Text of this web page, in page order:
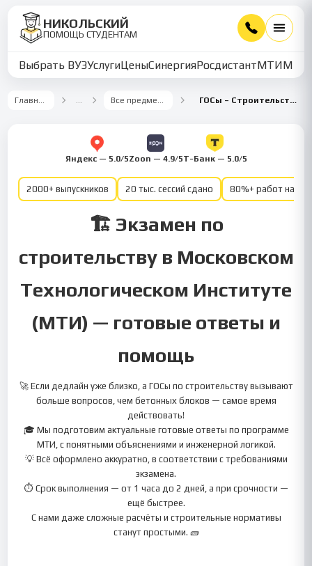
НИКОЛЬСКИЙ
ПОМОЩЬ СТУДЕНТАМ
Выбрать ВУЗУслугиЦеныСинергияРосдистантМТИММУ
Главная … Все предметы ГОСы – Строительство
Яндекс — 5.0/5Zoon — 4.9/5Т-Банк — 5.0/5
2000+ выпускников 20 тыс. сессий сдано 80%+ работ на
🏗️ Экзамен по
строительству в Московском
Технологическом Институте
(МТИ) — готовые ответы и
помощь
🚀 Если дедлайн уже близко, а ГОСы по строительству вызывают
больше вопросов, чем бетонных блоков — самое время
действовать!
🎓 Мы подготовим актуальные готовые ответы по программе
МТИ, с понятными объяснениями и инженерной логикой.
💡 Всё оформлено аккуратно, в соответствии с требованиями
экзамена.
⏱ Срок выполнения — от 1 часа до 2 дней, а при срочности —
ещё быстрее.
С нами даже сложные расчёты и строительные нормативы
станут простыми. 🧱